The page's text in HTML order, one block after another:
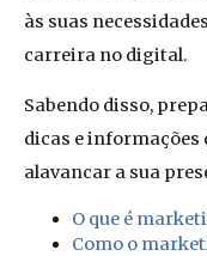
às suas
carreira no digital.
Sabendo disso,
dicas e informações
alavancar a sua
O que é
Como o